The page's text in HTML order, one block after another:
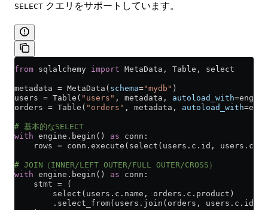
SELECT クエリをサポートしています。
from sqlalchemy import MetaData, Table, select
metadata = MetaData( schema="mydb" )
users = Table( "users" , metadata, autoload_with=
orders = Table( "orders" , metadata, autoload_with=
# 基本的なSELECT
with engine.begin() as conn:
    rows
= conn.execute(select(users.c.id,
# JOIN（INNER/LEFT OUTER/FULL OUTER/CROSS）
with engine.begin() as conn:
    stmt
= (
        select(users.c.name, orders.c.product)
        .select_from(users.join(orders, users.c.id